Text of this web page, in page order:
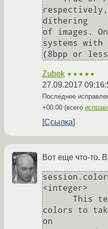
dithering
of images.
systems
Zubok ★★★★★
27.09.2017
Последнее
+00:00 (всего
Ссылка
Вот еще что-то.
<integer>
colors to
on